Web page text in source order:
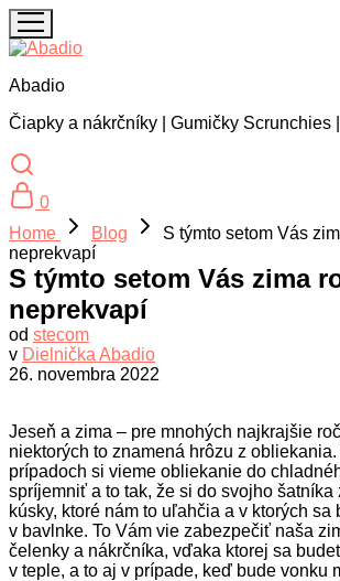
Abadio
Čiapky a nákrčníky | Gumičky Scrunchies
0
Home
Blog
S týmto setom Vás
neprekvapí
S týmto setom Vás zima
neprekvapí
od stecom
v Dielnička Abadio
26. novembra 2022
Jeseň a zima – pre mnohých najkrajšie
niektorých to znamená hrôzu z
prípadoch si vieme obliekanie do
spríjemniť a to tak, že si do svojho šatníka
kúsky, ktoré nám to uľahčia a v ktorých sa
v bavlnke. To Vám vie zabezpečiť naša
čelenky a nákrčníka, vďaka ktorej sa
v teple, a to aj v prípade, keď bude vonku